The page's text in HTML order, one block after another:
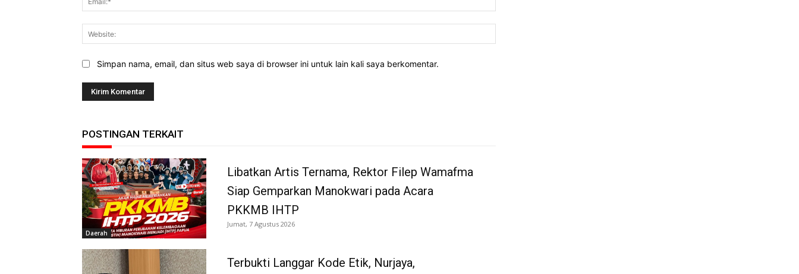
Simpan nama, email, dan situs web saya di browser ini untuk lain kali saya berkomentar.
POSTINGAN TERKAIT
Daerah
Libatkan Artis Ternama, Rektor Filep Wamafma
Siap Gemparkan Manokwari pada Acara
PKKMB IHTP
Jumat, 7 Agustus 2026
Terbukti Langgar Kode Etik, Nurjaya,